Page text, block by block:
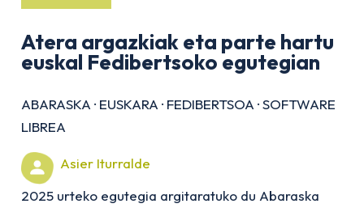
Atera argazkiak eta parte hartu
euskal Fedibertsoko egutegian
ABARASKA · EUSKARA · FEDIBERTSOA ·SOFTWARE
LIBREA
Asier Iturralde
2025 urteko egutegia argitaratuko du Abaraska